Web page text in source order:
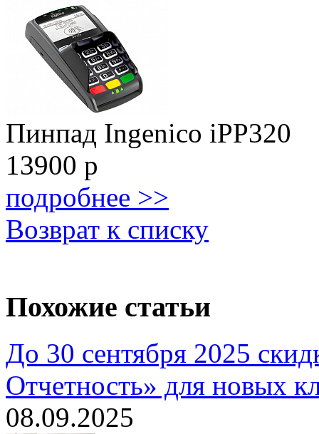
Пинпад Ingenico iPP320
13900 р
подробнее >>
Возврат к списку
Похожие статьи
До 30 сентября 2025
Отчетность» для новых
08.09.2025